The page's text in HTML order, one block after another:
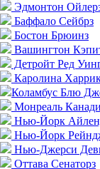
Эдмонтон
Баффало Сейбрз
Бостон Брюинз
Вашингтон
Детройт Ред
Каролина
Коламбус Блю
Монреаль
Нью-Йорк
Нью-Йорк
Нью-Джерси
Оттава Сенаторз